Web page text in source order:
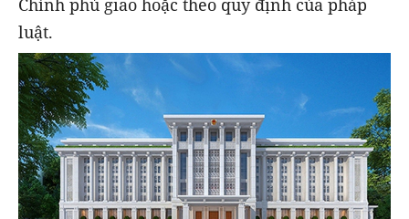
Chính phủ giao hoặc theo quy định của pháp
luật.